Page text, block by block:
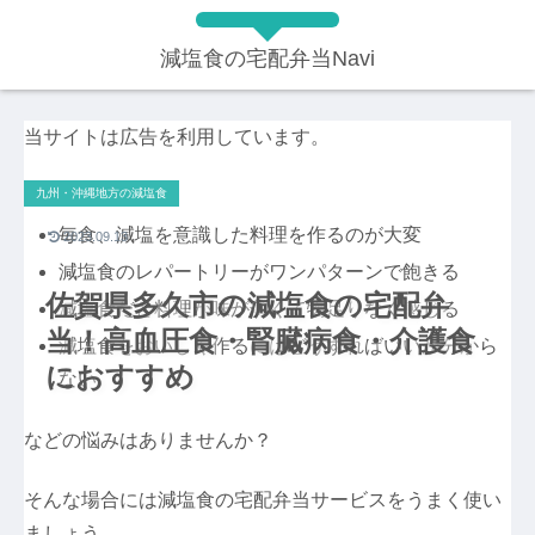
減塩食の宅配弁当Navi
当サイトは広告を利用しています。
佐賀県多久市の減塩食の宅配弁
当！高血圧食・腎臓病食・介護食
におすすめ
九州・沖縄地方の減塩食
2023.09.13
毎食、減塩を意識した料理を作るのが大変
減塩食のレパートリーがワンパターンで飽きる
減塩食だと料理が味が薄くて物足りなく感じる
減塩食をおいしく作るにはどうすればいいか分から
ない
などの悩みはありませんか？
そんな場合には減塩食の宅配弁当サービスをうまく使い